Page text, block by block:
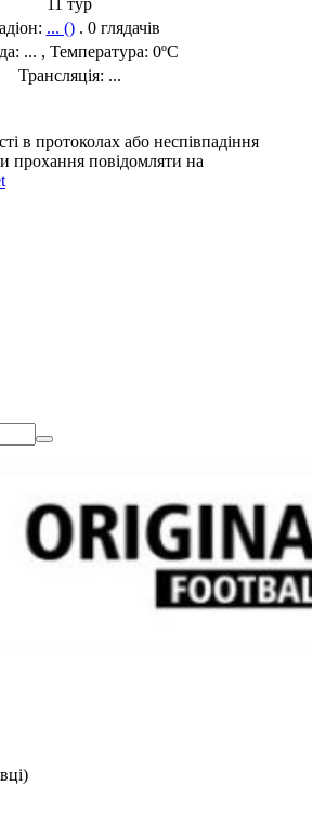
... (). 0 глядачів
... , Температура: 0ºC
Трансляція: ...
в протоколах або неспівпадіння
прохання повідомляти на